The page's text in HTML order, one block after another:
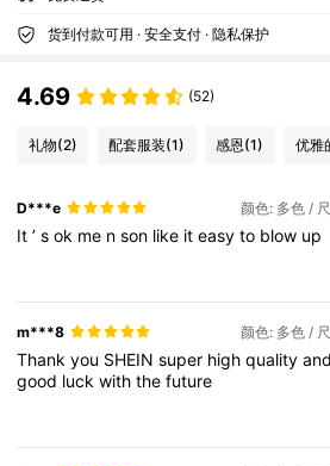
货到付款可用 · 安全支付 · 隐私保护
4.69 (52)
礼物(2) 配套服装(1) 感恩(1) 优雅
D***e 颜色: 多色 /
It’sok me nson like iteasyto blow up
m***8 颜色: 多色 /
Thankyou SHEINsuper highquality
good luckwiththefuture